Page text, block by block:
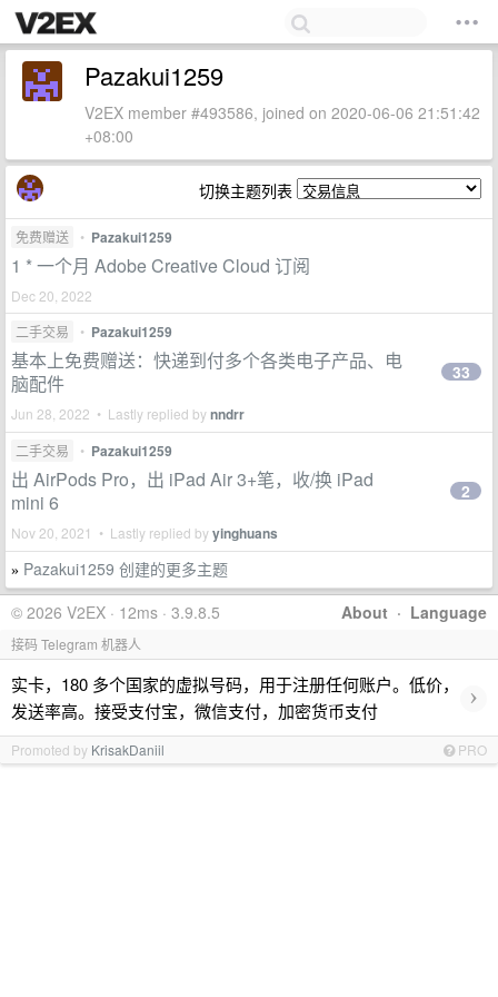
Pazakui1259
V2EX member #493586, joined on 2020-06-06 21:51:42
+08:00
切换主题列表
免费赠送 • Pazakui1259
1 * 一个月 Adobe Creative Cloud 订阅
Dec 20, 2022
二手交易
• Pazakui1259
基本上免费赠送：快递到付多个各类电子产品、电
脑配件
Jun 28, 2022 • Lastly replied bynndrr
33
二手交易 • Pazakui1259
出 AirPods Pro，出 iPad Air 3+笔，收/换 iPad
mini 6
Nov 20, 2021 • Lastly replied byyinghuans
2
» Pazakui1259 创建的更多主题
About · Language
© 2026 V2EX · 12ms · 3.9.8.5
接码 Telegram 机器人
实卡，180 多个国家的虚拟号码，用于注册任何账户。低价，
发送率高。接受支付宝，微信支付，加密货币支付
›
Promoted by KrisakDaniil PRO